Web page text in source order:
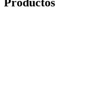
Productos